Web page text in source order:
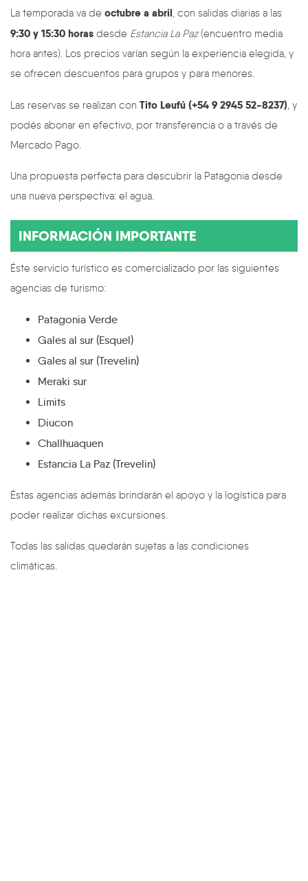
La temporada va de octubre a abril, con salidas diarias a las
9:30 y 15:30 horas desde Estancia La Paz(encuentro media
hora antes). Los precios varían según la experiencia elegida, y
se ofrecen descuentos para grupos y para menores.
Las reservas se realizan con Tito Leufú (+54 9 2945 52-8237), y
podés abonar en efectivo, por transferencia o a través de
Mercado Pago.
Una propuesta perfecta para descubrir la Patagonia desde
una nueva perspectiva: el agua.
INFORMACIÓN IMPORTANTE
Éste servicio turístico es comercializado por las siguientes
agencias de turismo:
Patagonia Verde
Gales al sur (Esquel)
Gales al sur (Trevelin)
Meraki sur
Limits
Diucon
Challhuaquen
Estancia La Paz (Trevelin)
Éstas agencias además brindarán el apoyo y la logística para
poder realizar dichas excursiones.
Todas las salidas quedarán sujetas a las condiciones
climáticas.